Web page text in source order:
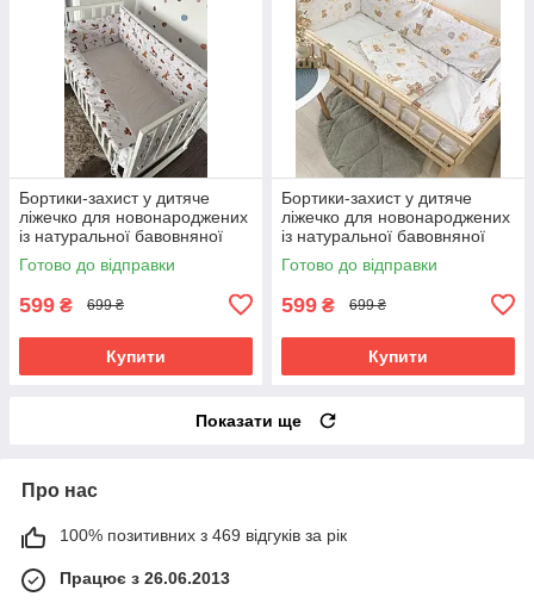
Бортики-захист у дитяче
ліжечко для новонароджених
із натуральної бавовняної
тканини з м’яким
наповнювачем із 4 частин
Готово до відправки
599 ₴ 699 ₴
Купити
Бортики-захист у дитяче
ліжечко для новонароджених
із натуральної бавовняної
тканини з м’яким
наповнювачем із 4 частин
Готово до відправки
599 ₴ 699 ₴
Купити
Показати ще
Про нас
100% позитивних з 469 відгуків за рік
Працює з 26.06.2013